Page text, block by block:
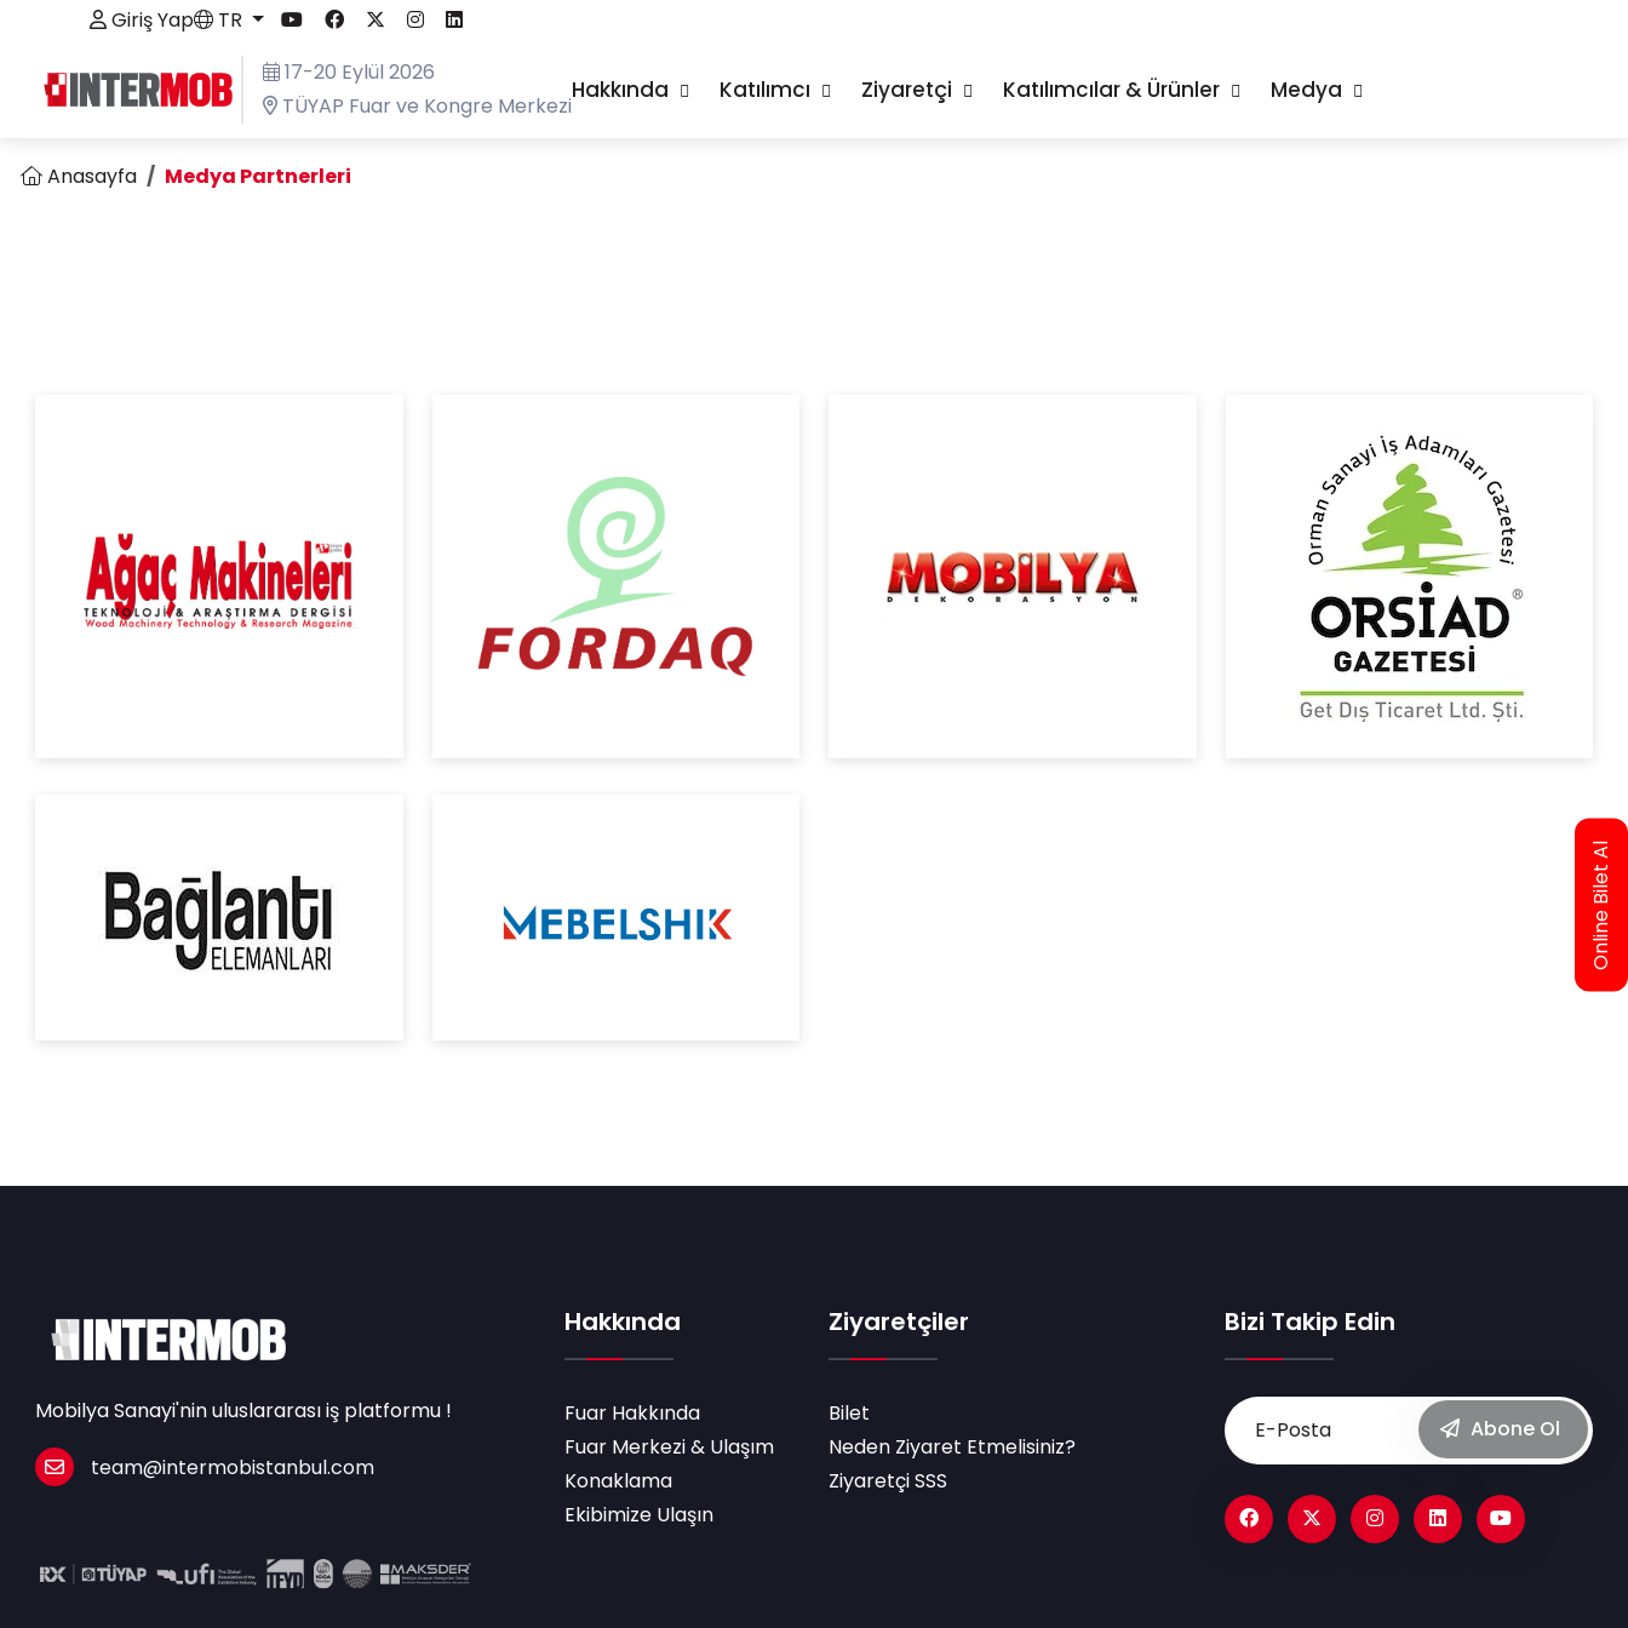
Giriş Yap
TR
17-20 Eylül 2026
TÜYAP Fuar ve Kongre Merkezi
Hakkında Katılımcı Ziyaretçi Katılımcılar & Ürünler Medya
Anasayfa Medya Partnerleri
Mobilya Sanayi'nin uluslararası iş platformu !
team@intermobistanbul.com
Hakkında
Fuar Hakkında
Fuar Merkezi & Ulaşım
Konaklama
Ekibimize Ulaşın
Ziyaretçiler
Bilet
Neden Ziyaret Etmelisiniz?
Ziyaretçi SSS
Bizi Takip Edin
Abone Ol
Online Bilet Al